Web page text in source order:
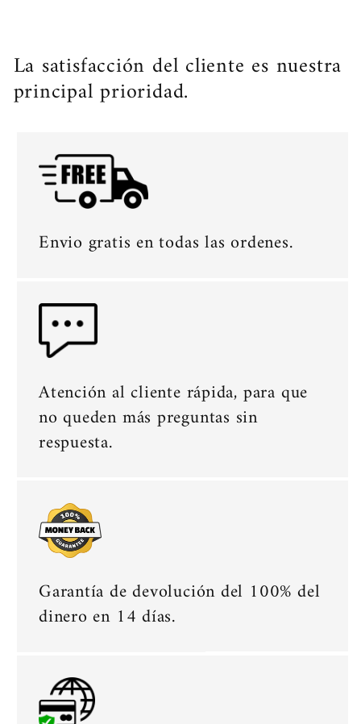
La satisfacción del cliente es nuestra
principal prioridad.
Envio gratis en todas las ordenes.
Atención al cliente rápida, para que
no queden más preguntas sin
respuesta.
Garantía de devolución del 100% del
dinero en 14 días.